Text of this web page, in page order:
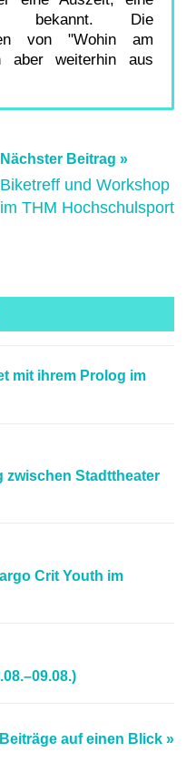
bekannt. Die
von "Wohin am
aber weiterhin aus
Nächster Beitrag
Biketreff und Workshop
im THM Hochschulsport
mit ihrem Prolog im
zwischen Stadttheater
Crit Youth im
auf einen Blick »